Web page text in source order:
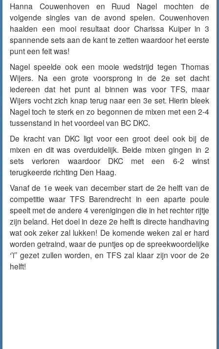
Hanna Couwenhoven en Ruud Nagel mochten de
volgende singles van de avond spelen. Couwenhoven
haalden een mooi resultaat door Charissa Kuiper in 3
spannende sets aan de kant te zetten waardoor het eerste
punt een feit was!
Nagel speelde ook een mooie wedstrijd tegen Thomas
Wijers. Na een grote voorsprong in de 2e set dacht
iedereen dat het punt al binnen was voor TFS, maar
Wijers vocht zich knap terug naar een 3e set. Hierin bleek
Nagel toch te sterk en zo begonnen de mixen met een 2-4
tussenstand in het voordeel van BC DKC.
De kracht van DKC ligt voor een groot deel ook bij de
mixen en dit was overduidelijk. Beide mixen gingen in 2
sets verloren waardoor DKC met een 6-2 winst
terugkeerde richting Den Haag.
Vanaf de 1e week van december start de 2e helft van de
competitie waar TFS Barendrecht in een aparte poule
speelt met de andere 4 verenigingen die in het rechter rijtje
zijn beland. Het doel in deze 2e helft is directe handhaving
wat ook zeker zal lukken! De komende weken zal er hard
worden getraind, waar de puntjes op de spreekwoordelijke
‘’i’’ gezet zullen worden, en TFS zal klaar zijn voor de 2e
helft!